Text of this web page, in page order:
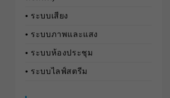
• ระบบเสียง
• ระบบภาพและแสง
• ระบบห้องประชุม
• ระบบไลฟ์สตรีม